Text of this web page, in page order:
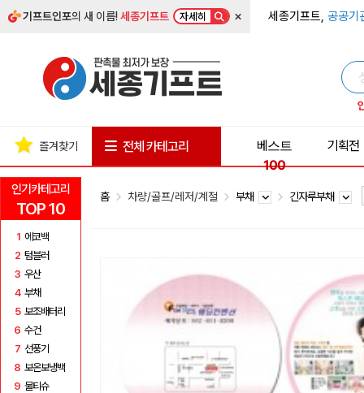
기프트인포의 새 이름!세종기프트 자세히 × 세종기프트, 공공기
인기카테고리
TOP 10
1 에코백
2 텀블러
3 우산
4 부채
5 보조배터리
6 수건
7 선풍기
8 보온보냉백
9 물티슈
즐겨찾기 전체 카테고리
베스트
100
기획전
홈 차량/골프/레저/계절 부채 긴자루부채